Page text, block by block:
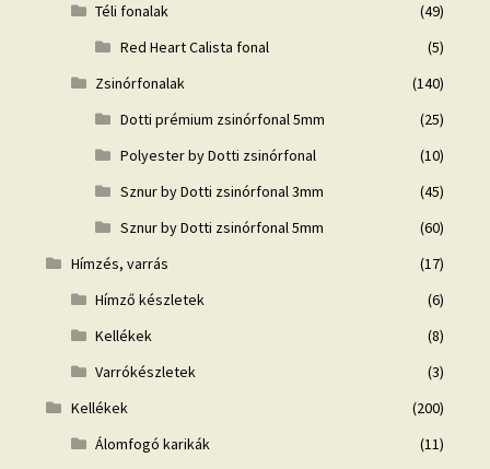
Téli fonalak
(49)
Red Heart Calista fonal
(5)
Zsinórfonalak
(140)
Dotti prémium zsinórfonal 5mm
(25)
Polyester by Dotti zsinórfonal
(10)
Sznur by Dotti zsinórfonal 3mm
(45)
Sznur by Dotti zsinórfonal 5mm
(60)
Hímzés, varrás
(17)
Hímző készletek
(6)
Kellékek
(8)
Varrókészletek
(3)
Kellékek
(200)
Álomfogó karikák
(11)